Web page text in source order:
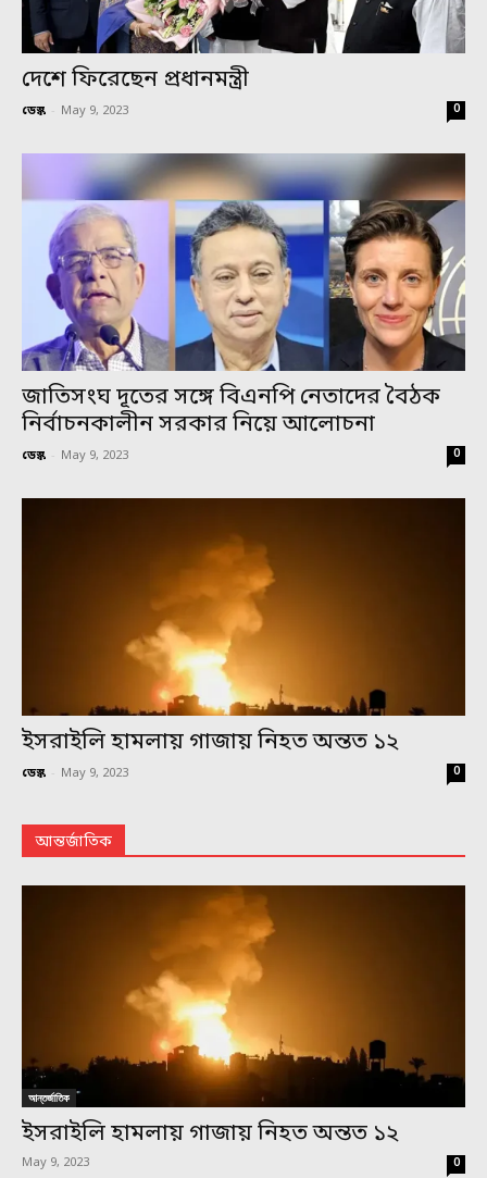
দেশে ফিরেছেন প্রধানমন্ত্রী
ডেস্ক - May 9, 2023 0
জাতিসংঘ দূতের সঙ্গে বিএনপি নেতাদের বৈঠক
নির্বাচনকালীন সরকার নিয়ে আলোচনা
ডেস্ক - May 9, 2023 0
ইসরাইলি হামলায় গাজায় নিহত অন্তত ১২
ডেস্ক - May 9, 2023 0
আন্তর্জাতিক
আন্তর্জাতিক
ইসরাইলি হামলায় গাজায় নিহত অন্তত ১২
May 9, 2023 0